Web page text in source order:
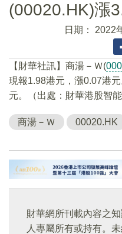
(00020.HK)漲
日期： 2022
【財華社訊】商湯－Ｗ(
現報1.98港元，漲0.07港
元。（出處：財華港股智能
商湯－Ｗ 00020.HK
財華網所刊載內容之
人專屬所有或持有。